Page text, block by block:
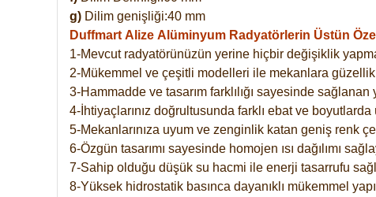
g) Dilim genişliği:40 mm
Duffmart Alize Alüminyum Radyatörlerin Üstün
1-Mevcut radyatörünüzün yerine hiçbir değişiklik
2-Mükemmel ve çeşitli modelleri ile mekanlara
3-Hammadde ve tasarım farklılığı sayesinde sağlanan
4-İhtiyaçlarınız doğrultusunda farklı ebat ve
5-Mekanlarınıza uyum ve zenginlik katan geniş renk
6-Özgün tasarımı sayesinde homojen ısı dağılımı
7-Sahip olduğu düşük su hacmi ile enerji tasarrufu
8-Yüksek hidrostatik basınca dayanıklı mükemmel